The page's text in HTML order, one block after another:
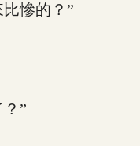
慘的？”
”